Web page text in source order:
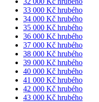
33 000 Kč hrubého
34 000 Kč hrubého
35 000 Kč hrubého
36 000 Kč hrubého
37 000 Kč hrubého
38 000 Kč hrubého
39 000 Kč hrubého
40 000 Kč hrubého
41 000 Kč hrubého
42 000 Kč hrubého
43 000 Kč hrubého